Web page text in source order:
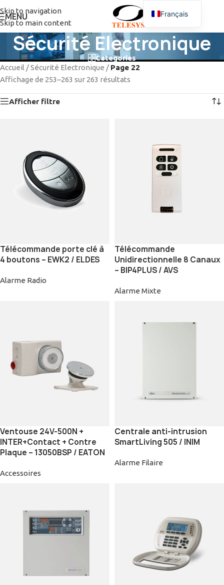
Skip to navigation
Skip to main content
MENU
Sécurité Electronique
Categories
Accueil /Sécurité Electronique / Page 22
Affichage de 253–263 sur 263 résultats
Afficher filtre
Télécommande porte clé à
4 boutons – EWK2 / ELDES
Alarme Radio
Télécommande
Unidirectionnelle 8 Canaux
– BIP4PLUS / AVS
Alarme Mixte
Ventouse 24V-500N +
INTER+Contact + Contre
Plaque – 13050BSP / EATON
Accessoires
Centrale anti-intrusion
SmartLiving 505 / INIM
Alarme Filaire
Français